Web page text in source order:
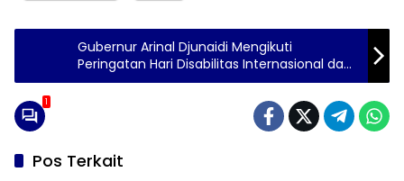
Gubernur Arinal Djunaidi Mengikuti
Peringatan Hari Disabilitas Internasional dan
Hari Kesetiakawanan Sosial Nasional Tahun
2022 Tingkat Provinsi Lampung
1
Pos Terkait